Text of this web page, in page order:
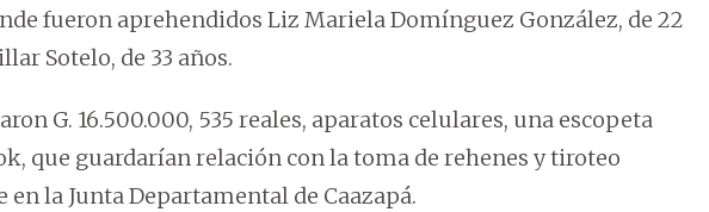
fueron aprehendidos Liz Mariela Domínguez González, de 22
Sotelo, de 33 años.
G. 16.500.000, 535 reales, aparatos celulares, una escopeta
que guardarían relación con la toma de rehenes y tiroteo
la Junta Departamental de Caazapá.